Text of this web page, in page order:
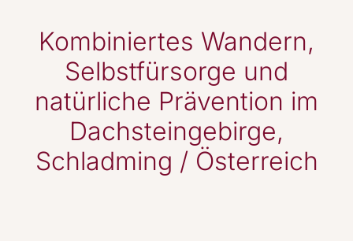
Kombiniertes Wandern,
Selbstfürsorge und
natürliche Prävention im
Dachsteingebirge,
Schladming / Österreich